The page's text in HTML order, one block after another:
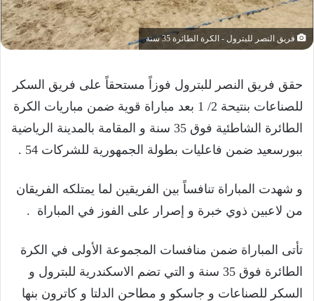
فريق النصر للبترول - الكرة الطائرة 35 سنة
حقق فريق النصر للبترول فوزاً مستحقاً على فريق السكر
للصناعات بنتيحة 2/ 1 بعد مباراة قوية ضمن مباريات الكرة
الطائرة الشاطئية فوق 35 سنة و المقامة بالمدينة الرياضية
ببورسعيد ضمن فاعليات بطولة الجمهورية للشركات 54 .
و شهدت المباراة تنافساً بين الفريقين لما يمتلكه الفريقان
من لاعبين ذوي خبرة و إصرار على الفوز في المباراة .
تأتى المباراة ضمن منافسات المجموعة الأولى في الكرة
الطائرة فوق 35 سنة و التي تضم الاسكندرية للبترول و
السكر للصناعات و جاسكو و مطاحن الدلتا و كاترون بنها